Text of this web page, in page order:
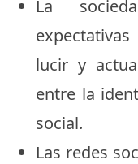
La
lucir y
entre la
social.
Las redes